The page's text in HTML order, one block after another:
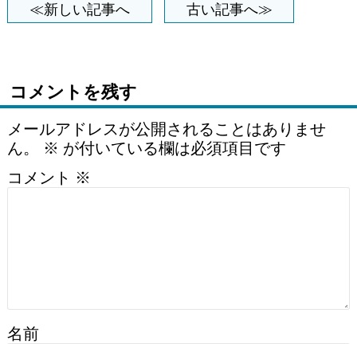
≪新しい記事へ 古い記事へ≫
コメントを残す
メールアドレスが公開されることはありませ
ん。
※ が付いている欄は必須項目です
コメント ※
名前